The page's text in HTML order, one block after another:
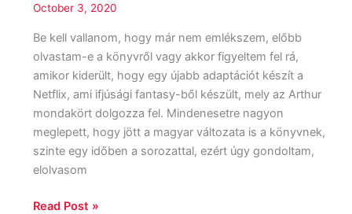
October 3, 2020
Be kell vallanom, hogy már nem emlékszem, előbb
olvastam-e a könyvről vagy akkor figyeltem fel rá,
amikor kiderült, hogy egy újabb adaptációt készít a
Netflix, ami ifjúsági fantasy-ből készült, mely az Arthur
mondakört dolgozza fel. Mindenesetre nagyon
meglepett, hogy jött a magyar változata is a könyvnek,
szinte egy időben a sorozattal, ezért úgy gondoltam,
elolvasom
Read Post »